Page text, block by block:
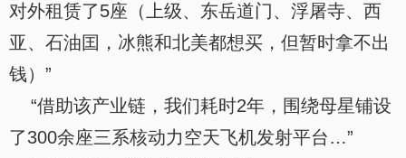
对外租赁了5座（上级、东岳道门、浮屠寺、西
亚、石油囯，冰熊和北美都想买，但暂时拿不出
钱）”
“借助该产业链，我们耗时2年，围绕母星铺设
了300余座三系核动力空天飞机发射平台…”